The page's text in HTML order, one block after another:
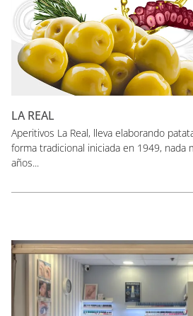
LA REAL
Aperitivos La Real, lleva elaborando
forma tradicional iniciada en 1949, nada
años...